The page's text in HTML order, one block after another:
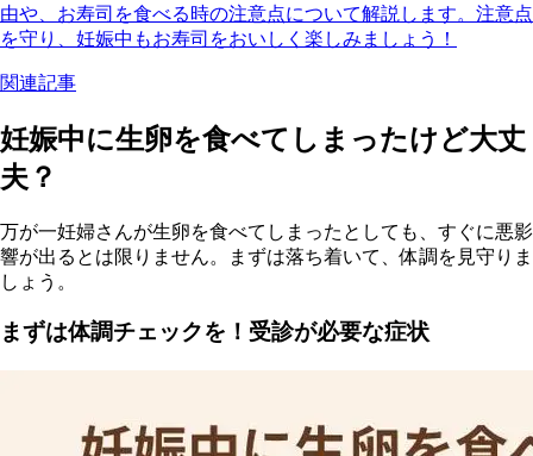
由や、お寿司を食べる時の注意点について解説します。注意点
を守り、妊娠中もお寿司をおいしく楽しみましょう！
関連記事
妊娠中に生卵を食べてしまったけど大丈
夫？
万が一妊婦さんが生卵を食べてしまったとしても、すぐに悪影
響が出るとは限りません。まずは落ち着いて、体調を見守りま
しょう。
まずは体調チェックを！受診が必要な症状